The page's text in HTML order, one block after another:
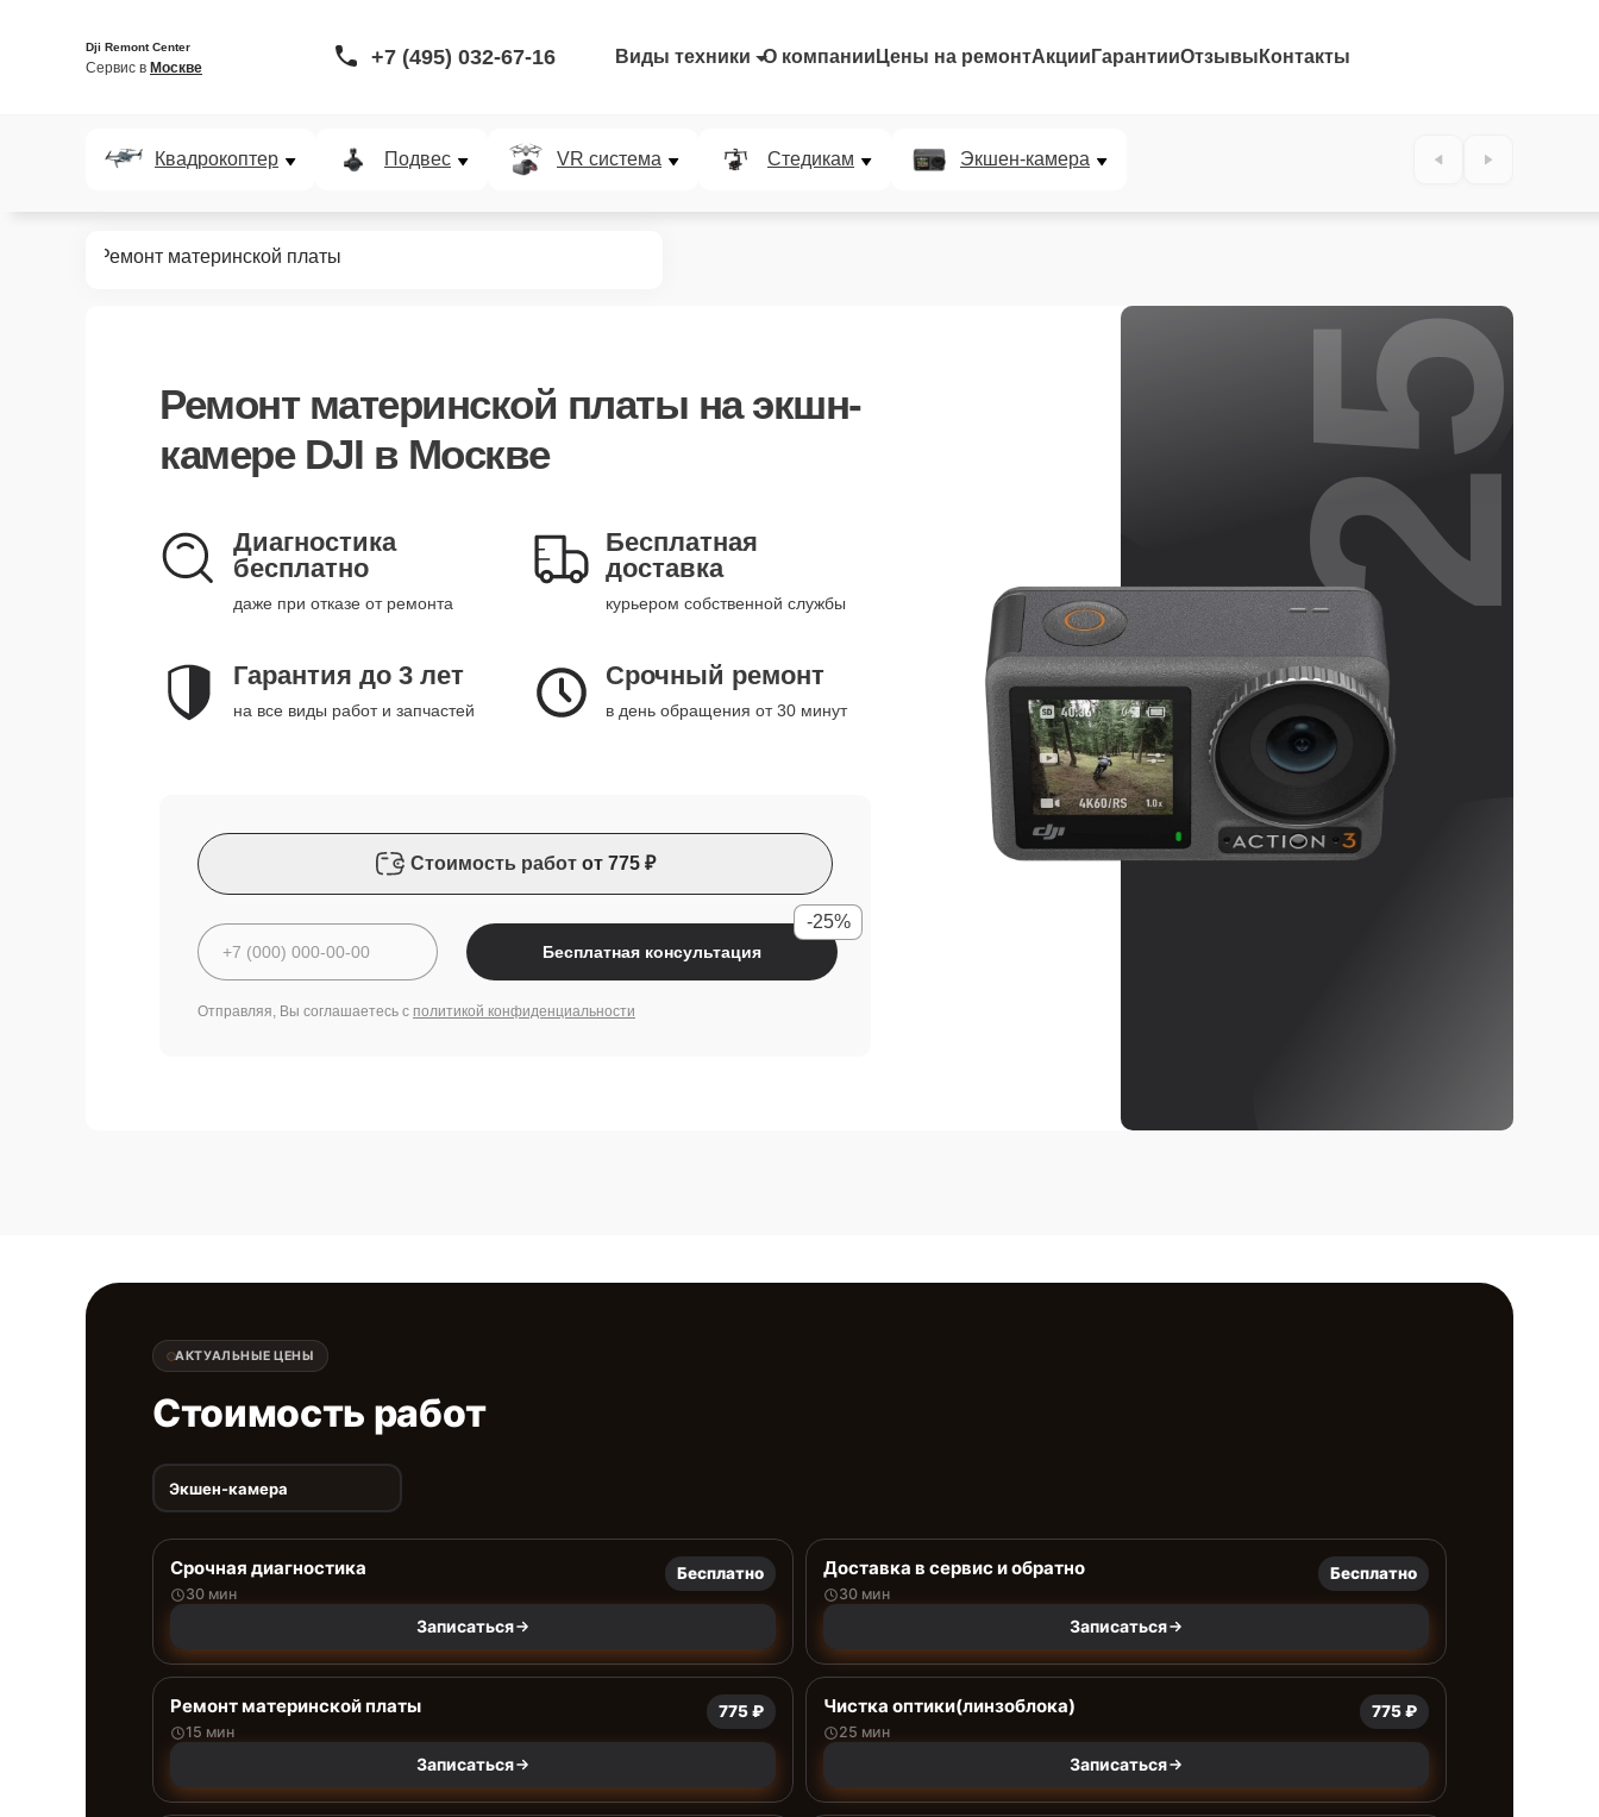
Dji Remont Center
Сервис в Москве +7 (495) 032-67-16 Виды техники О компании Цены на ремонтАкции ГарантииОтзывы Контакты
Квадрокоптер Подвес VR система Стедикам Экшен-камера
Ремонт материнской платы
Ремонт материнской платы на экшн-
камере DJI в Москве
Диагностика
бесплатно
даже при отказе от ремонта
Бесплатная
доставка
курьером собственной службы
Гарантия до 3 лет
на все виды работ и запчастей
Срочный ремонт
в день обращения от 30 минут
Стоимость работ от 775 ₽
Бесплатная консультация
-25%
Отправляя, Вы соглашаетесь с политикой конфиденциальности
25%
АКТУАЛЬНЫЕ ЦЕНЫ
Стоимость работ
Экшен-камера
Срочная диагностика
30 мин
Бесплатно
Записаться
Доставка в сервис и обратно
30 мин
Бесплатно
Записаться
Ремонт материнской платы
15 мин
775 ₽
Записаться
Чистка оптики(линзоблока)
25 мин
775 ₽
Записаться